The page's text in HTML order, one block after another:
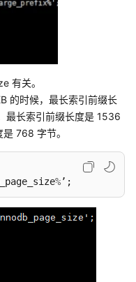
有关。
的时候，最长索引前缀长
最长索引前缀长度是 1536
768 字节。
%’;